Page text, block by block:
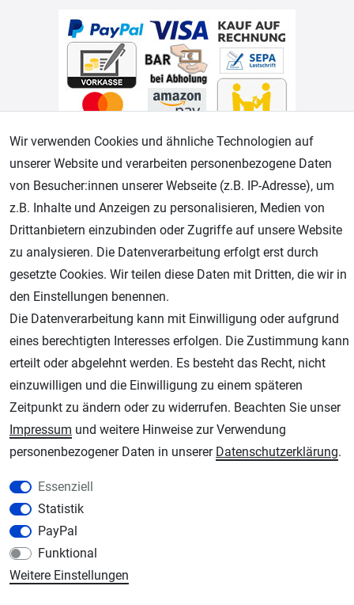
Geprüfter Shop
AGB Widerrufsrecht Datenschutz Impressum
Unsere weiteren Shops:
Schmincke-City.de
Schmincke Künstlerfarben das Gesamtsortiment
Plotter-City.com
Schneideplotter, Transferpressen, Siebdruck und Plotterfolien
Modellbau-City.com
Military + Tabletop Plastikmodelle und Modellbau Farben - Bringen Sie Farbe ins
Spiel.
Im-Shop-kaufen.de
Küchen Zubehör - Haus/Garten - Tierbedarf
Wir verwenden Cookies und ähnliche Technologien auf
unserer Website und verarbeiten personenbezogene Daten
von Besucher:innen unserer Webseite (z.B. IP-Adresse), um
z.B. Inhalte und Anzeigen zu personalisieren, Medien von
Drittanbietern einzubinden oder Zugriffe auf unsere Website
zu analysieren. Die Datenverarbeitung erfolgt erst durch
gesetzte Cookies. Wir teilen diese Daten mit Dritten, die wir in
den Einstellungen benennen.
Die Datenverarbeitung kann mit Einwilligung oder aufgrund
eines berechtigten Interesses erfolgen. Die Zustimmung kann
erteilt oder abgelehnt werden. Es besteht das Recht, nicht
einzuwilligen und die Einwilligung zu einem späteren
Zeitpunkt zu ändern oder zu widerrufen. Beachten Sie unser
Impressum und weitere Hinweise zur Verwendung
personenbezogener Daten in unserer Daten­schutz­erklärung.
Essenziell
Statistik
PayPal
Funktional
Weitere Einstellungen